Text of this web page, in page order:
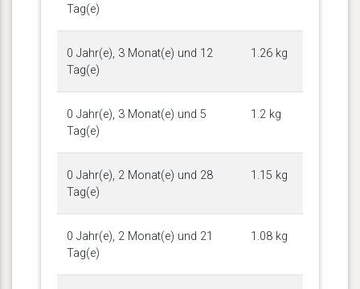
Tag(e)
0 Jahr(e), 3 Monat(e) und 12
Tag(e)
1.26 kg
0 Jahr(e), 3 Monat(e) und 5
Tag(e)
1.2 kg
0 Jahr(e), 2 Monat(e) und 28
Tag(e)
1.15 kg
0 Jahr(e), 2 Monat(e) und 21
Tag(e)
1.08 kg